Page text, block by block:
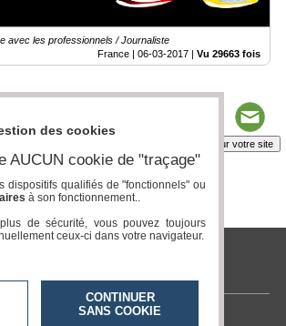
avec les professionnels / Journaliste
France | 06-03-2017 Vu 29663 fois
Insérez sur votre site
des cookies
AUCUN cookie de "traçage"
dispositifs qualifiés de "fonctionnels" ou
à son fonctionnement..
de sécurité, vous pouvez toujours
ceux-ci dans votre navigateur.
CONTINUER
SANS COOKIE